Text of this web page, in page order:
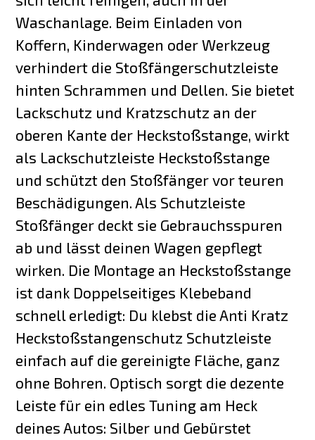
Waschanlage. Beim Einladen von
Koffern, Kinderwagen oder Werkzeug
verhindert die Stoßfängerschutzleiste
hinten Schrammen und Dellen. Sie bietet
Lackschutz und Kratzschutz an der
oberen Kante der Heckstoßstange, wirkt
als Lackschutzleiste Heckstoßstange
und schützt den Stoßfänger vor teuren
Beschädigungen. Als Schutzleiste
Stoßfänger deckt sie Gebrauchsspuren
ab und lässt deinen Wagen gepflegt
wirken. Die Montage an Heckstoßstange
ist dank Doppelseitiges Klebeband
schnell erledigt: Du klebst die Anti Kratz
Heckstoßstangenschutz Schutzleiste
einfach auf die gereinigte Fläche, ganz
ohne Bohren. Optisch sorgt die dezente
Leiste für ein edles Tuning am Heck
deines Autos: Silber und Gebürstet